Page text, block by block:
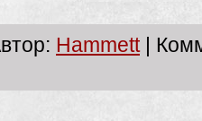
Hammett|